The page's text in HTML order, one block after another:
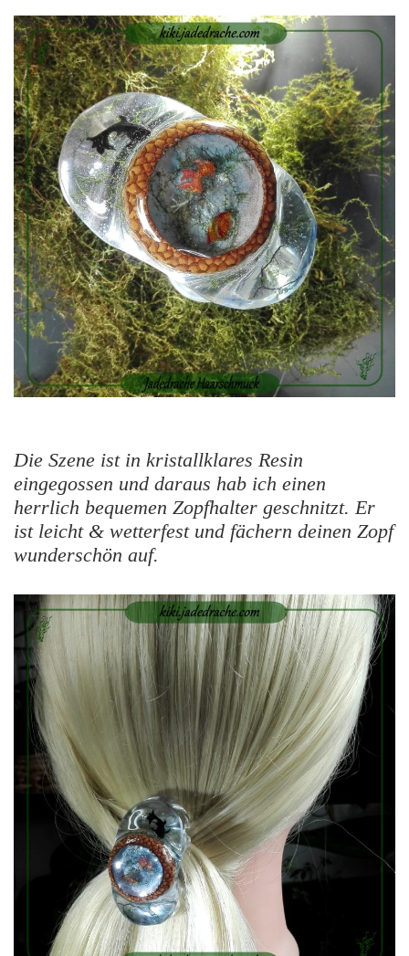
Die Szene ist in kristallklares Resin
eingegossen und daraus hab ich einen
herrlich bequemen Zopfhalter geschnitzt. Er
ist leicht & wetterfest und fächern deinen Zopf
wunderschön auf.